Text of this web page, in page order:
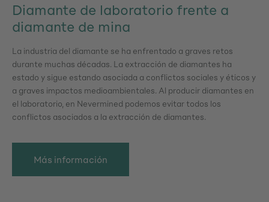
Diamante de laboratorio frente a
diamante de mina
La industria del diamante se ha enfrentado a graves retos
durante muchas décadas. La extracción de diamantes ha
estado y sigue estando asociada a conflictos sociales y éticos y
a graves impactos medioambientales. Al producir diamantes en
el laboratorio, en Nevermined podemos evitar todos los
conflictos asociados a la extracción de diamantes.
Más información